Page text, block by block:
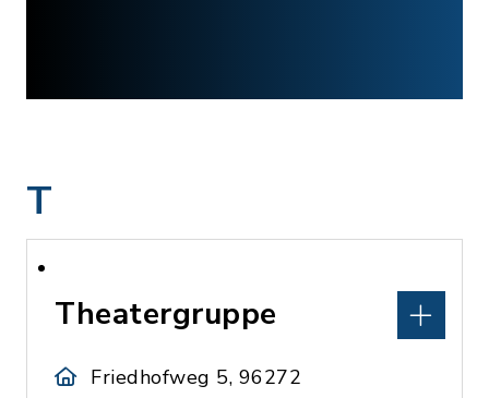
T
Theatergruppe
Friedhofweg 5, 96272